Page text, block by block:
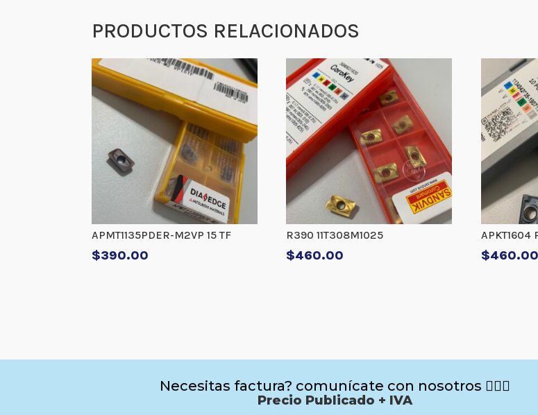
PRODUCTOS RELACIONADOS
APMT1135PDER-M2VP 15 TF
$390.00
R390 11T308M1025
$460.00
APKT1604
$460.00
Necesitas factura? comunícate con nosotros 🙋🏻‍♂️
Precio Publicado + IVA